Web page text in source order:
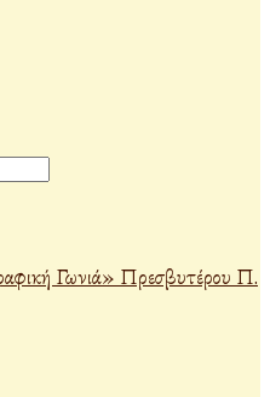
Γωνιά» Πρεσβυτέρου Π.